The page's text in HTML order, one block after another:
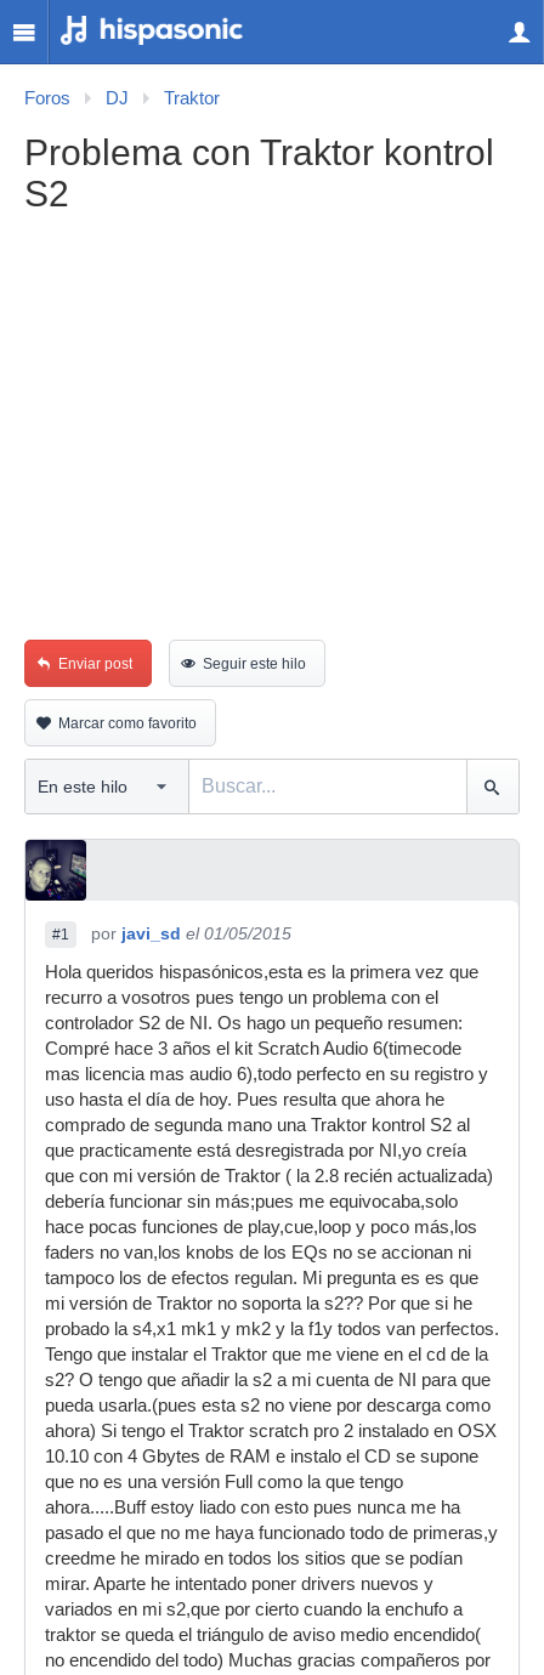
Foros DJ Traktor
Problema con Traktor kontrol
S2
Enviar post Seguir este hilo
Marcar como favorito
#1 por javi_sd el 01/05/2015
Hola queridos hispasónicos,esta es la primera vez que
recurro a vosotros pues tengo un problema con el
controlador S2 de NI. Os hago un pequeño resumen:
Compré hace 3 años el kit Scratch Audio 6(timecode
mas licencia mas audio 6),todo perfecto en su registro y
uso hasta el día de hoy. Pues resulta que ahora he
comprado de segunda mano una Traktor kontrol S2 al
que practicamente está desregistrada por NI,yo creía
que con mi versión de Traktor ( la 2.8 recién actualizada)
debería funcionar sin más;pues me equivocaba,solo
hace pocas funciones de play,cue,loop y poco más,los
faders no van,los knobs de los EQs no se accionan ni
tampoco los de efectos regulan. Mi pregunta es es que
mi versión de Traktor no soporta la s2?? Por que si he
probado la s4,x1 mk1 y mk2 y la f1y todos van perfectos.
Tengo que instalar el Traktor que me viene en el cd de la
s2? O tengo que añadir la s2 a mi cuenta de NI para que
pueda usarla.(pues esta s2 no viene por descarga como
ahora) Si tengo el Traktor scratch pro 2 instalado en OSX
10.10 con 4 Gbytes de RAM e instalo el CD se supone
que no es una versión Full como la que tengo
ahora.....Buff estoy liado con esto pues nunca me ha
pasado el que no me haya funcionado todo de primeras,y
creedme he mirado en todos los sitios que se podían
mirar. Aparte he intentado poner drivers nuevos y
variados en mi s2,que por cierto cuando la enchufo a
traktor se queda el triángulo de aviso medio encendido(
no encendido del todo) Muchas gracias compañeros por